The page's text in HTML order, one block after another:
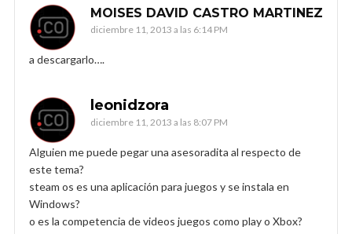
MOISES DAVID CASTRO MARTINEZ
diciembre 11, 2013 a las 6:14 PM
a descargarlo….
leonidzora
diciembre 11, 2013 a las 8:07 PM
Alguien me puede pegar una asesoradita al respecto de
este tema?
steam os es una aplicación para juegos y se instala en
Windows?
o es la competencia de videos juegos como play o Xbox?